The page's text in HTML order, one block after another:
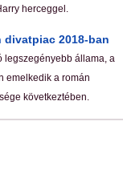
herceggel.
2018-ban
legszegényebb állama, a
emelkedik a román
következtében.